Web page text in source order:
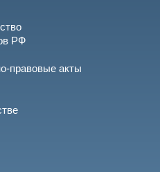
РФ
правовые акты